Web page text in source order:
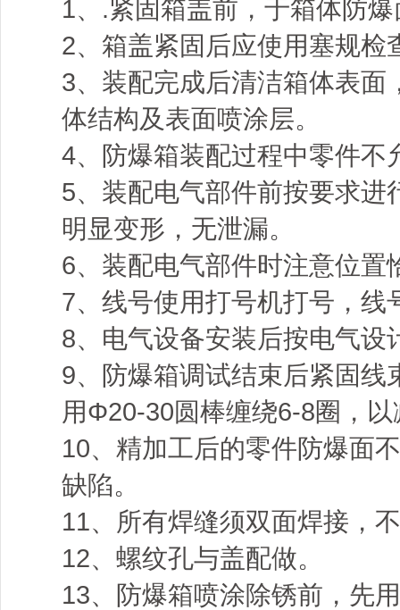
1、.紧固箱盖前，于箱体防
2、箱盖紧固后应使用塞规
3、装配完成后清洁箱体表
体结构及表面喷涂层。
4、防爆箱装配过程中零件不
5、装配电气部件前按要求
明显变形，无泄漏。
6、装配电气部件时注意位置
7、线号使用打号机打号，
8、电气设备安装后按电气设
9、防爆箱调试结束后紧固
用Φ20-30圆棒缠绕6-8圈，
10、精加工后的零件防爆面
缺陷。
11、所有焊缝须双面焊接，
12、螺纹孔与盖配做。
13、防爆箱喷涂除锈前，先